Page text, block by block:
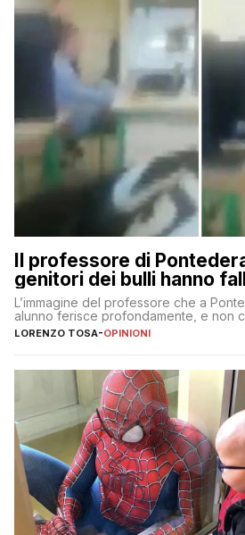
Il professore di
genitori dei bulli hanno
L’immagine del professore che a
alunno ferisce profondamente, e non
LORENZO TOSA-OPINIONI